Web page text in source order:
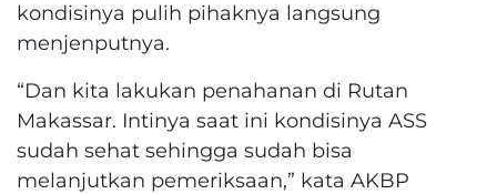
kondisinya pulih pihaknya langsung
menjenputnya.
“Dan kita lakukan penahanan di Rutan
Makassar. Intinya saat ini kondisinya ASS
sudah sehat sehingga sudah bisa
melanjutkan pemeriksaan,” kata AKBP